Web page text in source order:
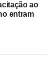
ao
entram